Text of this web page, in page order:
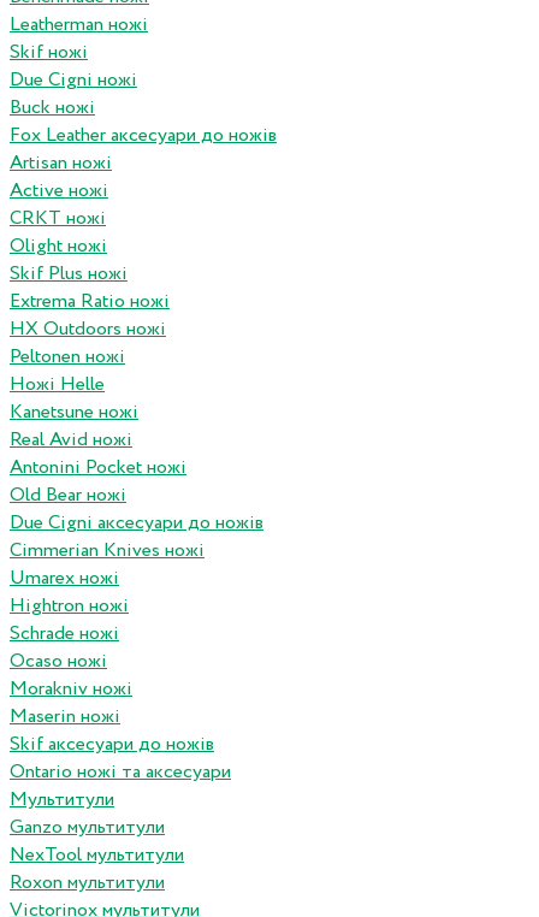
Leatherman ножі
Skif ножі
Due Cigni ножі
Buck ножі
Fox Leather аксесуари до ножів
Artisan ножі
Active ножі
CRKT ножі
Olight ножі
Skif Plus ножі
Extrema Ratio ножі
HX Outdoors ножі
Peltonen ножі
Ножі Helle
Kanetsune ножі
Real Avid ножі
Antonini Pocket ножі
Old Bear ножі
Due Cigni аксесуари до ножів
Cimmerian Knives ножі
Umarex ножі
Hightron ножі
Schrade ножі
Ocaso ножі
Morakniv ножі
Maserin ножі
Skif аксесуари до ножів
Ontario ножі та аксесуари
Мультитули
Ganzo мультитули
NexTool мультитули
Roxon мультитули
Victorinox мультитули